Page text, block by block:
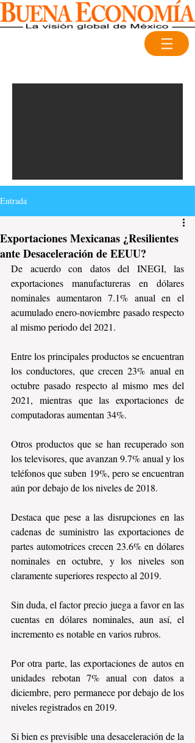
Entrada
Exportaciones Mexicanas ¿Resilientes
ante Desaceleración de EEUU?
De acuerdo con datos del INEGI, las
exportaciones manufactureras en dólares
nominales aumentaron 7.1% anual en el
acumulado enero-noviembre pasado respecto
al mismo periodo del 2021.
Entre los principales productos se encuentran
los conductores, que crecen 23% anual en
octubre pasado respecto al mismo mes del
2021, mientras que las exportaciones de
computadoras aumentan 34%.
Otros productos que se han recuperado son
los televisores, que avanzan 9.7% anual y los
teléfonos que suben 19%, pero se encuentran
aún por debajo de los niveles de 2018.
Destaca que pese a las disrupciones en las
cadenas de suministro las exportaciones de
partes automotrices crecen 23.6% en dólares
nominales en octubre, y los niveles son
claramente superiores respecto al 2019.
Sin duda, el factor precio juega a favor en las
cuentas en dólares nominales, aun así, el
incremento es notable en varios rubros.
Por otra parte, las exportaciones de autos en
unidades rebotan 7% anual con datos a
diciembre, pero permanece por debajo de los
niveles registrados en 2019.
Si bien es previsible una desaceleración de la